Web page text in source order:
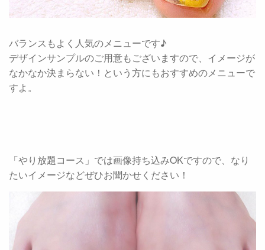
バランスもよく人気のメニューです♪
デザインサンプルのご用意もございますので、イメージが
なかなか決まらない！という方にもおすすめのメニューで
すよ。
「やり放題コース」では画像持ち込みOKですので、なり
たいイメージなどぜひお聞かせください！